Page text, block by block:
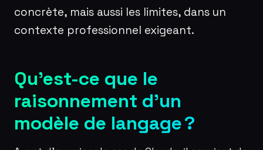
concrète, mais aussi les limites, dans un
contexte professionnel exigeant.
Qu’est-ce que le
raisonnement d’un
modèle de langage ?